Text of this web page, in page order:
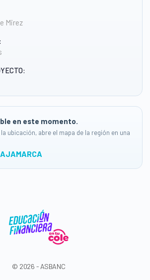
Mirez
en este momento.
ubicación, abre el mapa de la región en una
© 2026 - ASBANC